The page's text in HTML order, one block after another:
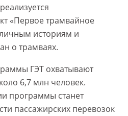
«Первое трамвайное
историям и
о трамваях.
ГЭТ охватывают
6,7 млн человек.
программы станет
пассажирских перевозок